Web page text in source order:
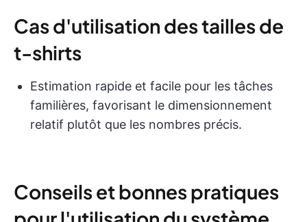
Cas d'utilisation des tailles de
t-shirts
Estimation rapide et facile pour les tâches
familières, favorisant le dimensionnement
relatif plutôt que les nombres précis.
Conseils et bonnes pratiques